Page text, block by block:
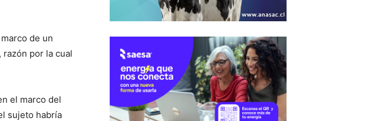
de un
por la cual
el marco del
sujeto habría